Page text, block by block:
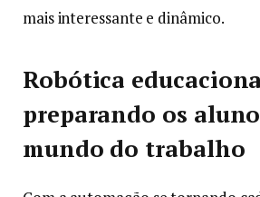
mais interessante e dinâmico.
Robótica
preparando os
mundo do trabalho